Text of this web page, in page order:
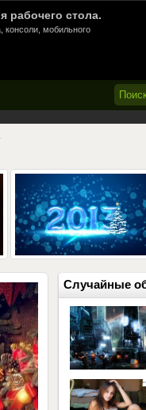
рабочего стола.
консоли, мобильного
Случайные